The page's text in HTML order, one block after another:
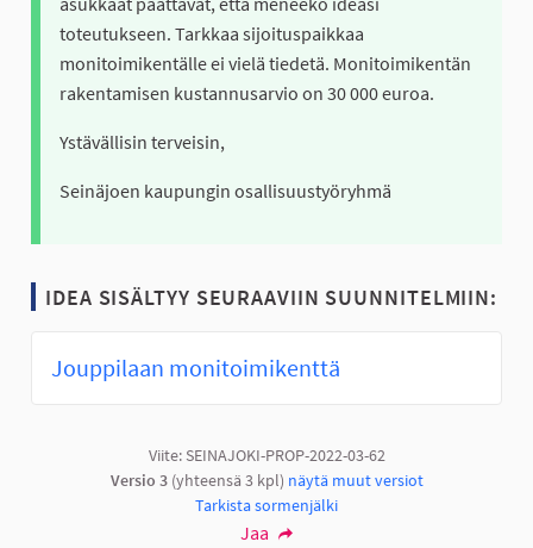
toteutukseen. Tarkkaa sijoituspaikkaa
monitoimikentälle ei vielä tiedetä. Monitoimikentän
rakentamisen kustannusarvio on 30 000 euroa.
Ystävällisin terveisin,
Seinäjoen kaupungin osallisuustyöryhmä
IDEA SISÄLTYY SEURAAVIIN SUUNNITELMIIN:
Jouppilaan monitoimikenttä
Viite: SEINAJOKI-PROP-2022-03-62
Versio 3(yhteensä 3 kpl) näytä muut versiot
Tarkista sormenjälki
Jaa